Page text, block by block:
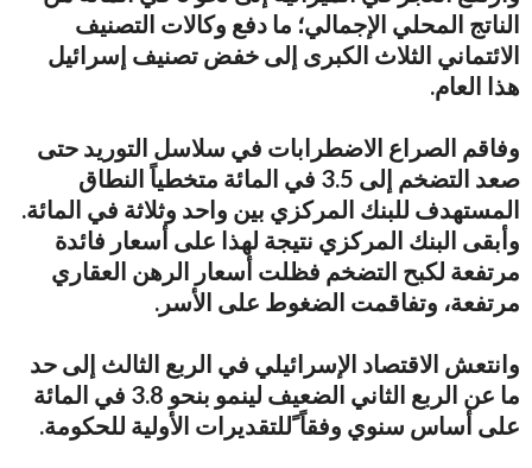
الناتج المحلي الإجمالي؛ ما دفع وكالات التصنيف
الائتماني الثلاث الكبرى إلى خفض تصنيف إسرائيل
هذا العام.
وفاقم الصراع الاضطرابات في سلاسل التوريد حتى
صعد التضخم إلى 3.5 في المائة متخطياً النطاق
المستهدف للبنك المركزي بين واحد وثلاثة في المائة.
وأبقى البنك المركزي نتيجة لهذا على أسعار فائدة
مرتفعة لكبح التضخم فظلت أسعار الرهن العقاري
مرتفعة، وتفاقمت الضغوط على الأسر.
وانتعش الاقتصاد الإسرائيلي في الربع الثالث إلى حد
ما عن الربع الثاني الضعيف لينمو بنحو 3.8 في المائة
على أساس سنوي وفقاً ًللتقديرات الأولية للحكومة.